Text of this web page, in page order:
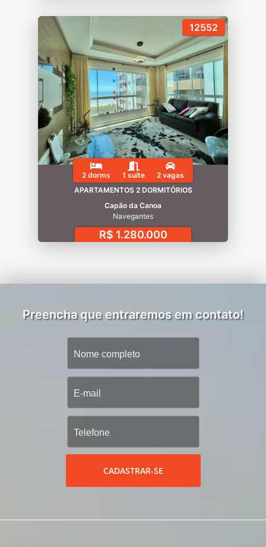
12552
2 dorms 1 suíte
2 vagas
APARTAMENTOS 2 DORMITÓRIOS
Capão da Canoa
Navegantes
R$ 1.280.000
Preencha que entraremos em contato!
CADASTRAR-SE